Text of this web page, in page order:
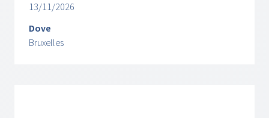
13/11/2026
Dove
Bruxelles